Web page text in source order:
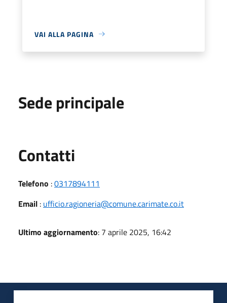
VAI ALLA PAGINA
Sede principale
Contatti
Telefono :0317894111
Email : ufficio.ragioneria@comune.carimate.co.it
Ultimo aggiornamento: 7 aprile 2025, 16:42